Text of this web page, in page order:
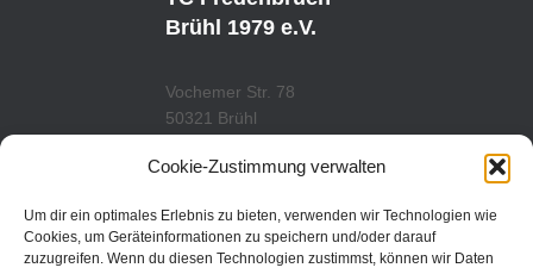
Cookie-Zustimmung verwalten
Um dir ein optimales Erlebnis zu bieten, verwenden wir Technologien wie
Cookies, um Geräteinformationen zu speichern und/oder darauf
zuzugreifen. Wenn du diesen Technologien zustimmst, können wir Daten
B
E
G
R
A
Brühl 1979 e.V.
Vochemer Str. 78
50321 Brühl
www.tcfredenbruch.de